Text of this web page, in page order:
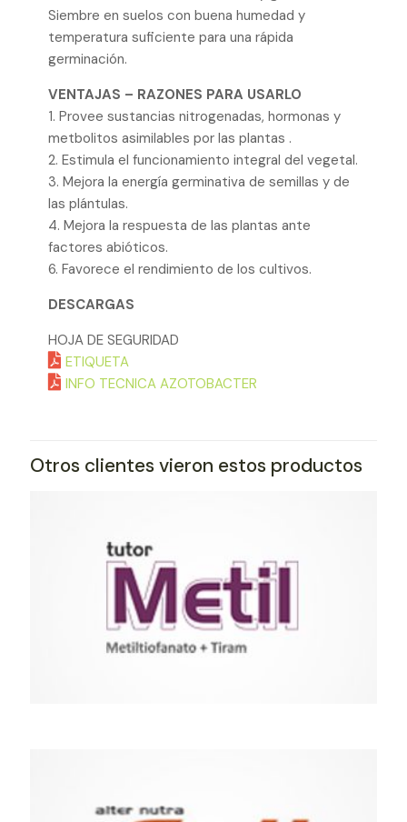
Siembre en suelos con buena humedad y
temperatura suficiente para una rápida
germinación.
VENTAJAS – RAZONES PARA USARLO
1. Provee sustancias nitrogenadas, hormonas y
metbolitos asimilables por las plantas .
2. Estimula el funcionamiento integral del vegetal.
3. Mejora la energía germinativa de semillas y de
las plántulas.
4. Mejora la respuesta de las plantas ante
factores abióticos.
6. Favorece el rendimiento de los cultivos.
DESCARGAS
HOJA DE SEGURIDAD
ETIQUETA
INFO TECNICA AZOTOBACTER
Otros clientes vieron estos productos